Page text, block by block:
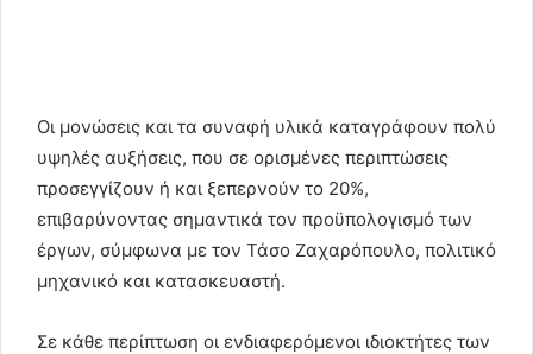
Οι μονώσεις και τα συναφή υλικά καταγράφουν πολύ
υψηλές αυξήσεις, που σε ορισμένες περιπτώσεις
προσεγγίζουν ή και ξεπερνούν το 20%,
επιβαρύνοντας σημαντικά τον προϋπολογισμό των
έργων, σύμφωνα με τον Τάσο Ζαχαρόπουλο, πολιτικό
μηχανικό και κατασκευαστή.
Σε κάθε περίπτωση οι ενδιαφερόμενοι ιδιοκτήτες των